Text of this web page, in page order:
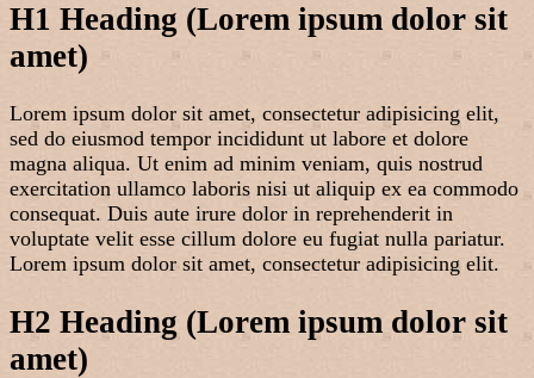
H1 Heading (Lorem ipsum dolor sit
amet)
Lorem ipsum dolor sit amet, consectetur adipisicing elit,
sed do eiusmod tempor incididunt ut labore et dolore
magna aliqua. Ut enim ad minim veniam, quis nostrud
exercitation ullamco laboris nisi ut aliquip ex ea commodo
consequat. Duis aute irure dolor in reprehenderit in
voluptate velit esse cillum dolore eu fugiat nulla pariatur.
Lorem ipsum dolor sit amet, consectetur adipisicing elit.
H2 Heading (Lorem ipsum dolor sit
amet)